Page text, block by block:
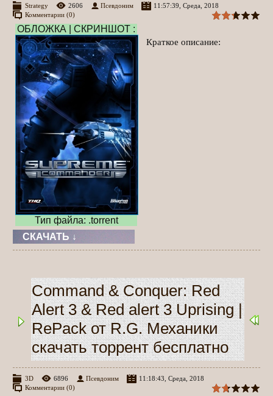
Strategy 2606 Псевдоним
11:57:39, Среда, 2018
Комментарии (0)
ОБЛОЖКА | СКРИНШОТ :
Тип файла: .torrent
Краткое описание:
СКАЧАТЬ ↓
Command & Conquer: Red
Alert 3 & Red alert 3 Uprising |
RePack от R.G. Механики
скачать торрент бесплатно
3D 6896 Псевдоним
11:18:43, Среда, 2018
Комментарии (0)